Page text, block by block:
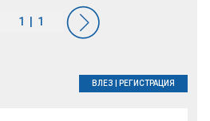
ВЛЕЗ РЕГИСТРАЦИЯ